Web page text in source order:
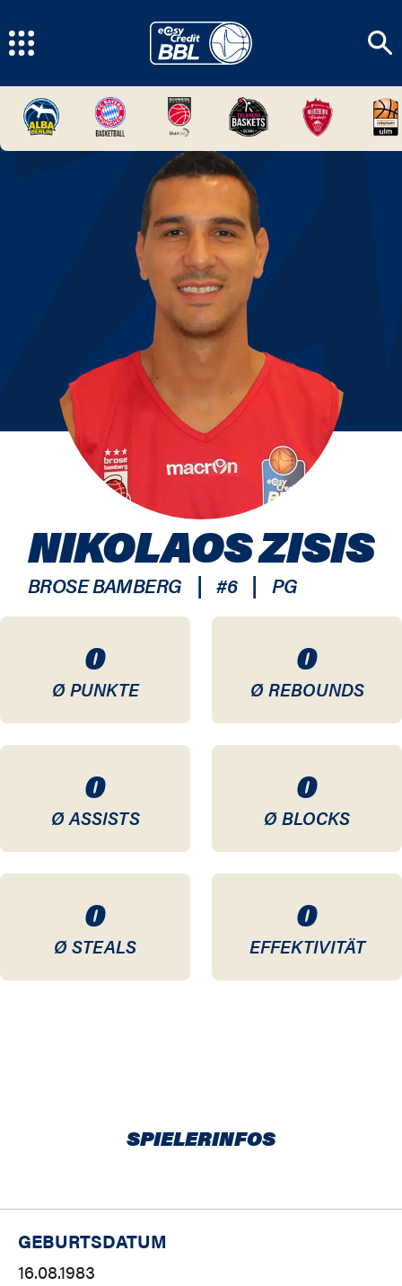
0
Ø PUNKTE
0
Ø REBOUNDS
0
Ø ASSISTS
0
Ø BLOCKS
0
Ø STEALS
0
EFFEKTIVITÄT
NIKOLAOS ZISIS
BROSE BAMBERG | #6 | PG
SPIELERINFOS
GEBURTSDATUM
16.08.1983